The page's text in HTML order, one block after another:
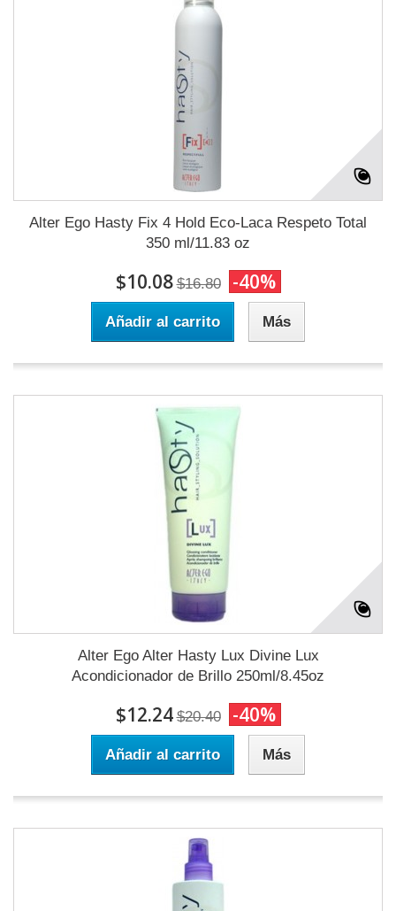
Alter Ego Hasty Fix 4 Hold Eco-Laca Respeto Total
350 ml/11.83 oz
$10.08 $16.80 -40%
Añadir al carrito Más
Alter Ego Alter Hasty Lux Divine Lux
Acondicionador de Brillo 250ml/8.45oz
$12.24 $20.40 -40%
Añadir al carrito Más